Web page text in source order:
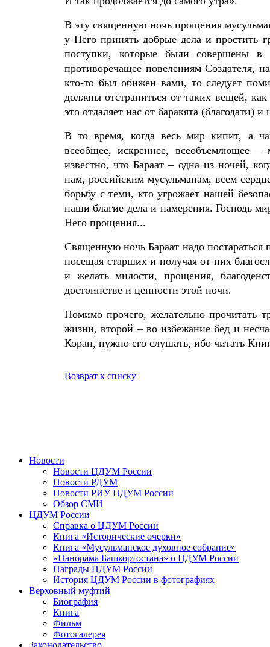
В эту священную ночь прощения
у Него принять добрые дела и простить
поступки, которые были совершены в
противоречащее повелениям Создателя,
кто-то был обижен вами, то следует
должны отстраниться от таких вещей,
это отдаляет нас от баракята (благодати)
В то время, когда весь мир кипит, а
всеобщее, искреннее, всеобъемлющее
известно, что Бараат – одна из ночей,
нам, российским мусульманам, всем
борьбу с теми, кто угрожает нашей
наши благие дела и намерения. Господь
Него прощения...
Священную ночь Бараат надо
посещая старших и получая от них
и желать милости, прощения,
достоинстве и ценности этой ночи.
Помимо прочего, желательно прочитать
жизни, второй – во избежание бед и
Коран, нужно его слушать, ибо читать
Возврат к списку
Новости
Новости ЦДУМ России
Новости РДУМ
Новости РИУ ЦДУМ России
Обзор СМИ
ЦДУМ России
Справка о ЦДУМ России
Книга «Исторические очерки»
Книга «Мусульманское духовное собрание»
«Панорама Башкортостана» о ЦДУМ России
Награды ЦДУМ России
История ЦДУМ России в фотографиях
Верховный муфтий
Биография
Книга
Фильм
Фотогалерея
Законодательство